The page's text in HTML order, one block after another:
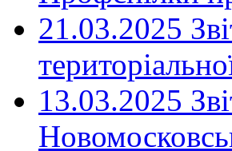
21.03.2025
13.03.2025